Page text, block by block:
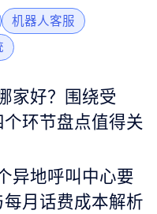
机器人客服
家好？围绕受
环节盘点值得关
异地呼叫中心要
月话费成本解析